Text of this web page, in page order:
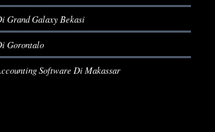
Grand Galaxy Bekasi
Gorontalo
Software Di Makassar